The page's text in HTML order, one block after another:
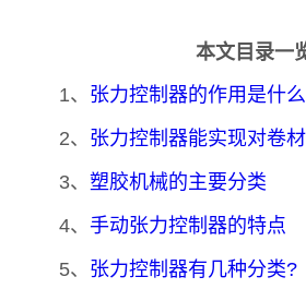
本文目录一
1、 张力控制器的作用是什
2、 张力控制器能实现对卷
3、 塑胶机械的主要分类
4、 手动张力控制器的特点
5、 张力控制器有几种分类?